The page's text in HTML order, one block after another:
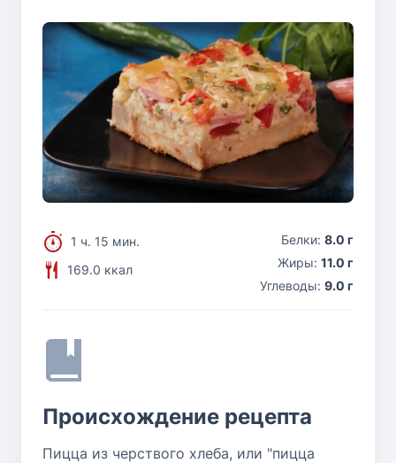
1 ч. 15 мин.
169.0 ккал
Белки: 8.0 г
Жиры: 11.0 г
Углеводы: 9.0 г
Происхождение рецепта
Пицца из черствого хлеба, или "пицца